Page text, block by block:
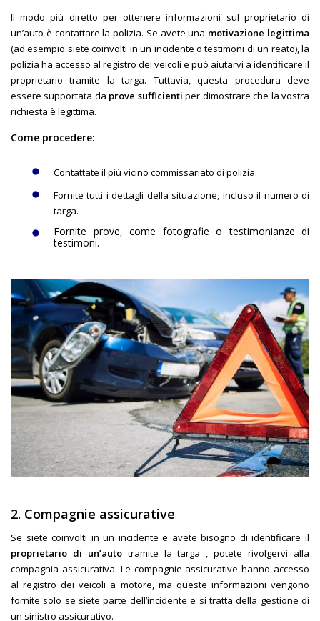
Il modo più diretto per ottenere informazioni sul proprietario di
un’auto è contattare la polizia. Se avete una motivazione legittima
(ad esempio siete coinvolti in un incidente o testimoni di un reato), la
polizia ha accesso al registro dei veicoli e può aiutarvi a identificare il
proprietario tramite la targa. Tuttavia, questa procedura deve
essere supportata da prove sufficienti per dimostrare che la vostra
richiesta è legittima.
Come procedere:
Contattate il più vicino commissariato di polizia.
Fornite tutti i dettagli della situazione, incluso il numero di
targa.
Fornite prove, come fotografie o testimonianze di
testimoni.
2. Compagnie assicurative
Se siete coinvolti in un incidente e avete bisogno di identificare il
proprietario di un’autotramite la targa , potete rivolgervi alla
compagnia assicurativa. Le compagnie assicurative hanno accesso
al registro dei veicoli a motore, ma queste informazioni vengono
fornite solo se siete parte dell’incidente e si tratta della gestione di
un sinistro assicurativo.